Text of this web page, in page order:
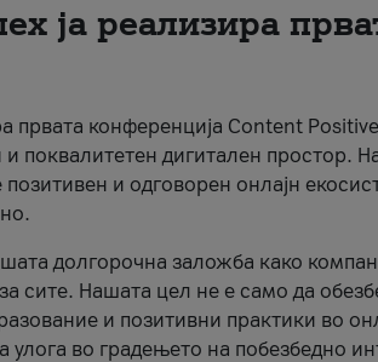
ја реализира
првата конференција Content
поквалитетен дигитален простор.
позитивен и одговорен онлајн
долгорочна заложба како
сите. Нашата цел не е само да
и позитивни практики во
улога во градењето на побезбедно